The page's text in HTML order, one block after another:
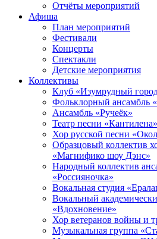
Отчёты мероприятий
Афиша
План мероприятий
Фестивали
Концерты
Спектакли
Детские мероприятия
Коллективы
Клуб «Изумрудный
Фольклорный ансамбль
Ансамбль «Ручеёк»
Театр песни «Кантилена»
Хор русской песни
Образцовый коллектив
«Магнифико шоу Дэнс»
Народный коллектив
«Россияночка»
Вокальная студия
Вокальный
«Вдохновение»
Хор ветеранов войны и
Музыкальная группа